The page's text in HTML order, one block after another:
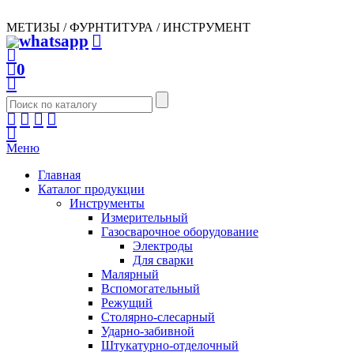
МЕТИЗЫ / ФУРНТИТУРА / ИНСТРУМЕНТ
0
Меню
Главная
Каталог продукции
Инструменты
Измерительный
Газосварочное оборудование
Электроды
Для сварки
Малярный
Вспомогательный
Режущий
Столярно-слесарный
Ударно-забивной
Штукатурно-отделочный